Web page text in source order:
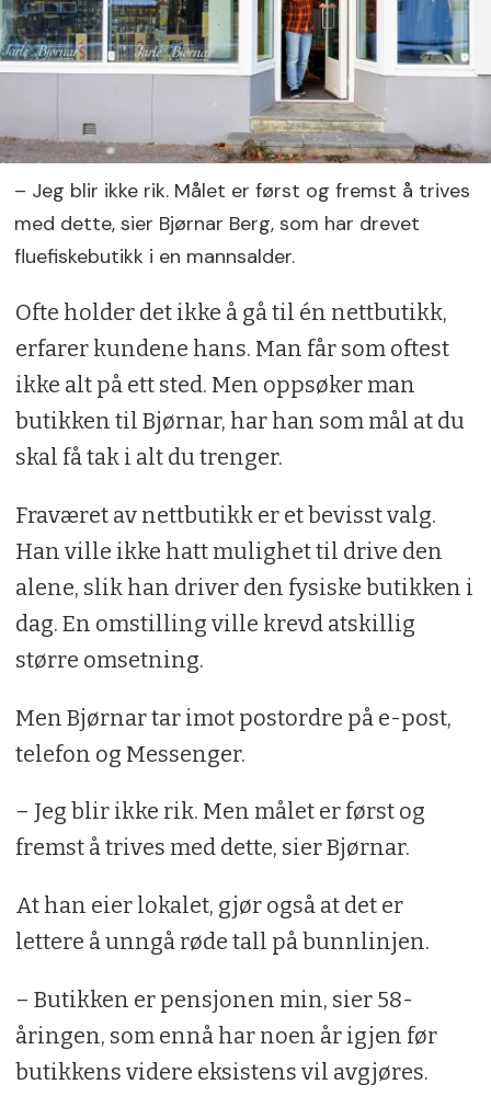
– Jeg blir ikke rik. Målet er først og fremst å trives
med dette, sier Bjørnar Berg, som har drevet
fluefiskebutikk i en mannsalder.
Ofte holder det ikke å gå til én nettbutikk,
erfarer kundene hans. Man får som oftest
ikke alt på ett sted. Men oppsøker man
butikken til Bjørnar, har han som mål at du
skal få tak i alt du trenger.
Fraværet av nettbutikk er et bevisst valg.
Han ville ikke hatt mulighet til drive den
alene, slik han driver den fysiske butikken i
dag. En omstilling ville krevd atskillig
større omsetning.
Men Bjørnar tar imot postordre på e-post,
telefon og Messenger.
– Jeg blir ikke rik. Men målet er først og
fremst å trives med dette, sier Bjørnar.
At han eier lokalet, gjør også at det er
lettere å unngå røde tall på bunnlinjen.
– Butikken er pensjonen min, sier 58-
åringen, som ennå har noen år igjen før
butikkens videre eksistens vil avgjøres.